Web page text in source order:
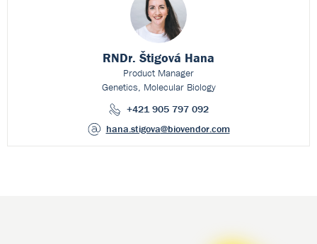
RNDr. Štigová Hana
Product Manager
Genetics, Molecular Biology
+421 905 797 092
hana.stigova@biovendor.com